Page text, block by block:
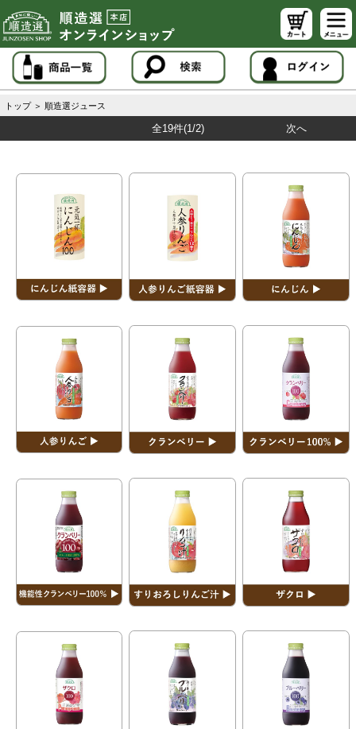
トップ ＞ 順造選ジュース
全19件(1/2) 次へ